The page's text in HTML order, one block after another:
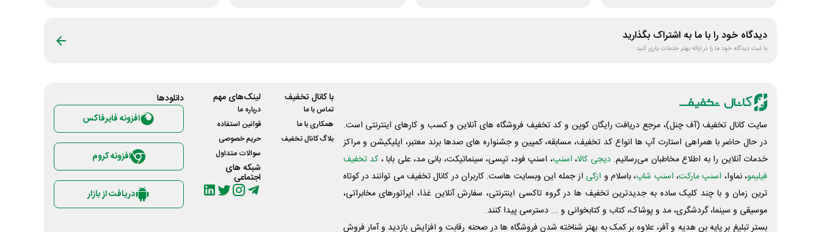
دیدگاه خود را با ما به اشتراک بگذارید
با ثبت دیدگاه خود ما را در ارائه بهتر خدمات یاری کنید
سایت کانال تخفیف (آف چنل)، مرجع دریافت رایگان کوپن و کد تخفیف فروشگاه های آنلاین و کسب و‌ کارهای اینترنتی است.
در حال حاضر با همراهی استارت آپ ها انواع کد تخفیف، مسابقه، کمپین و جشنواره های صدها برند معتبر، اپلیکیشن و مراکز
خدمات آنلاین را به اطلاع مخاطبان می‌رسانیم. دیجی کالا، اسنپ، اسنپ فود، تپسی، سینماتیکت، بانی مد، علی‌ بابا ، کد تخفیف
فیلیمو، نماوا، اسنپ مارکت، اسنپ شاپ، باسلام و ازکی از جمله این وبسایت ‌هاست. کاربران در کانال تخفیف می توانند در کوتاه
ترین زمان و با چند کلیک ساده به جدیدترین تخفیف ها در گروه تاکسی اینترنتی، سفارش آنلاین غذا، اپراتورهای مخابراتی،
موسیقی و سینما، گردشگری، مد و پوشاک، کتاب و کتابخوانی و ... دسترسی پیدا کنند.
بستر تبلیغ بر پایه بن هدیه و آفر، علاوه بر کمک به بهتر شناخته شدن فروشگاه ها در صحنه رقابت و افزایش بازدید و آمار فروش
با کانال تخفیف
تماس با ما
همکاری با ما
بلاگ کانال تخفیف
لینک‌های مهم
درباره ما
قوانین استفاده
حریم خصوصی
سوالات متداول
شبکه های
اجتماعی
دانلود‌ها
افزونه فایرفاکس
افزونه کروم
دریافت از بازار